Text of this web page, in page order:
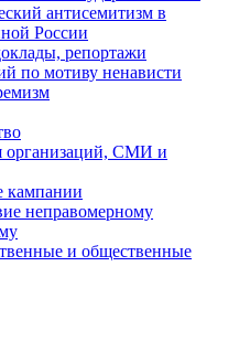
антисемитизм в
России
репортажи
по мотиву ненависти
организаций, СМИ и
кампании
неправомерному
и общественные